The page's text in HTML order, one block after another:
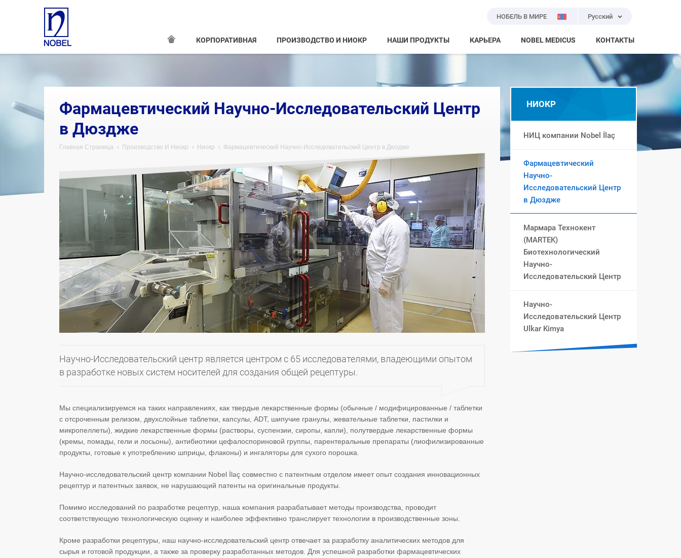
НОБЕЛЬ В МИРЕ Русский
КОРПОРАТИВНАЯ ПРОИЗВОДСТВО И НИОКР НАШИ ПРОДУКТЫ КАРЬЕРА NOBEL MEDICUS КОНТАКТЫ
Фармацевтический Научно-Исследовательский Центр
в Дюздже
Главная Страница Производство И Ниокр Ниокр Фармацевтический Научно-Исследовательский Центр в Дюздже
Научно-Исследовательский центр является центром с 65 исследователями, владеющими опытом
в разработке новых систем носителей для создания общей рецептуры.
Мы специализируемся на таких направлениях, как твердые лекарственные формы (обычные / модифицированные / таблетки
с отсроченным релизом, двухслойные таблетки, капсулы, ADT, шипучие гранулы, жевательные таблетки, пастилки и
микропеллеты), жидкие лекарственные формы (растворы, суспензии, сиропы, капли), полутвердые лекарственные формы
(кремы, помады, гели и лосьоны), антибиотики цефалоспориновой группы, парентеральные препараты (лиофилизированные
продукты, готовые к употреблению шприцы, флаконы) и ингаляторы для сухого порошка.
Научно-исследовательский центр компании Nobel İlaç совместно с патентным отделом имеет опыт создания инновационных
рецептур и патентных заявок, не нарушающий патенты на оригинальные продукты.
Помимо исследований по разработке рецептур, наша компания разрабатывает методы производства, проводит
соответствующую технологическую оценку и наиболее эффективно транслирует технологии в производственные зоны.
Кроме разработки рецептуры, наш научно-исследовательский центр отвечает за разработку аналитических методов для
сырья и готовой продукции, а также за проверку разработанных методов. Для успешной разработки фармацевтических
НИОКР
НИЦ компании Nobel İlaç
Фармацевтический
Научно-
Исследовательский Центр
в Дюздже
Мармара Технокент
(MARTEK)
Биотехнологический
Научно-
Исследовательский Центр
Научно-
Исследовательский Центр
Ulkar Kimya